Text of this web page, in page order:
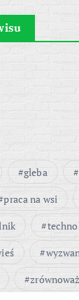
gleba
praca na wsi